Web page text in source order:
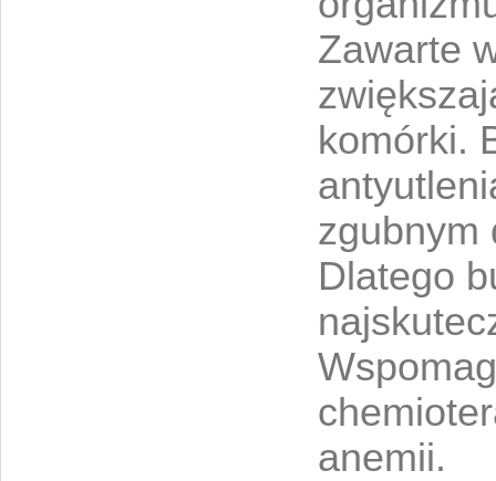
Zawarte
komórki.
zgubnym
Dlatego
anemii.